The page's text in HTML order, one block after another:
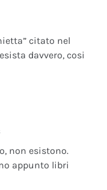
citato nel
davvero, cosi
non esistono.
appunto libri